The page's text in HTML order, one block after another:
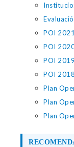
POI 2021
POI
POI 2019
POI
Plan
Plan
Plan